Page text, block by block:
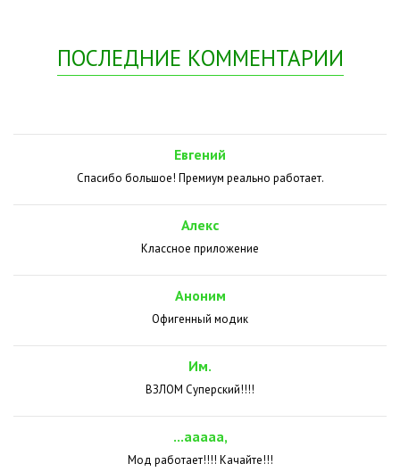
ПОСЛЕДНИЕ КОММЕНТАРИИ
Евгений
Спасибо большое! Премиум реально работает.
Алекс
Классное приложение
Аноним
Офигенный модик
Им.
ВЗЛОМ Суперский!!!!
...ааааа,
Мод работает!!!! Качайте!!!